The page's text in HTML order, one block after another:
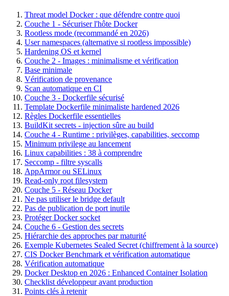
Threat model Docker : que défendre contre quoi
Couche 1 - Sécuriser l'hôte Docker
Rootless mode (recommandé en 2026)
User namespaces (alternative si rootless impossible)
Hardening OS et kernel
Couche 2 - Images : minimalisme et vérification
Base minimale
Vérification de provenance
Scan automatique en CI
Couche 3 - Dockerfile sécurisé
Template Dockerfile minimaliste hardened 2026
Règles Dockerfile essentielles
BuildKit secrets - injection sûre au build
Couche 4 - Runtime : privilèges, capabilities, seccomp
Minimum privilege au lancement
Linux capabilities : 38 à comprendre
Seccomp - filtre syscalls
AppArmor ou SELinux
Read-only root filesystem
Couche 5 - Réseau Docker
Ne pas utiliser le bridge default
Pas de publication de port inutile
Protéger Docker socket
Couche 6 - Gestion des secrets
Hiérarchie des approches par maturité
Exemple Kubernetes Sealed Secret (chiffrement à la source)
CIS Docker Benchmark et vérification automatique
Vérification automatique
Docker Desktop en 2026 : Enhanced Container Isolation
Checklist développeur avant production
Points clés à retenir